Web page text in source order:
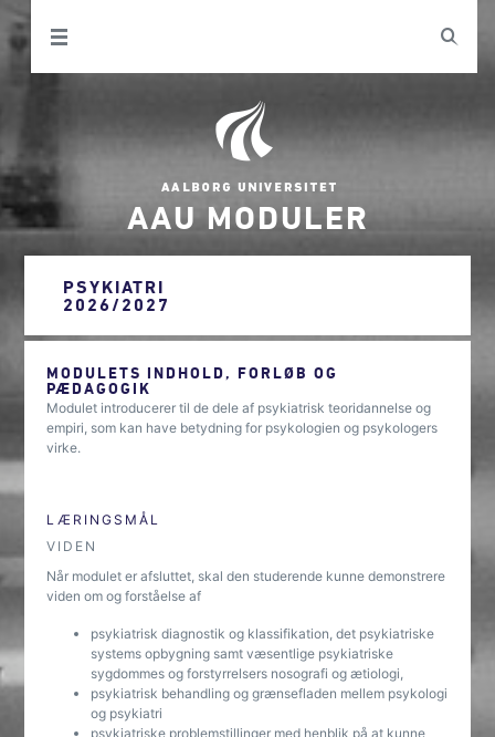
AAU MODULER
PSYKIATRI
2026/2027
MODULETS INDHOLD, FORLØB OG
PÆDAGOGIK
Modulet introducerer til de dele af psykiatrisk teoridannelse og
empiri, som kan have betydning for psykologien og psykologers
virke.
LÆRINGSMÅL
VIDEN
Når modulet er afsluttet, skal den studerende kunne demonstrere
viden om og forståelse af
psykiatrisk diagnostik og klassifikation, det psykiatriske
systems opbygning samt væsentlige psykiatriske
sygdommes og forstyrrelsers nosografi og ætiologi,
psykiatrisk behandling og grænsefladen mellem psykologi
og psykiatri
psykiatriske problemstillinger med henblik på at kunne